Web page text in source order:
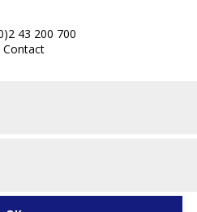
43 200 700
Contact